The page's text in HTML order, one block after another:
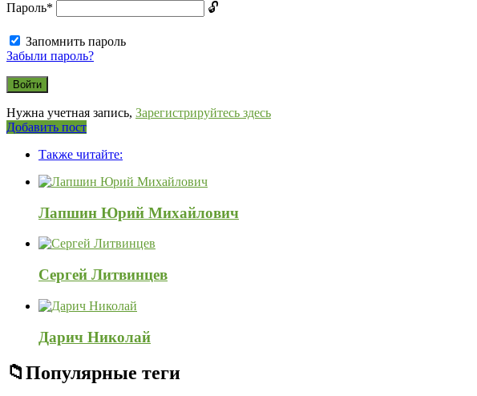
Пароль*
Запомнить пароль
Забыли пароль?
Нужна учетная запись, Зарегистрируйтесь здесь
Боковая
Добавить пост
120x600Также читайте:
Лапшин Юрий Михайлович
Сергей Литвинцев
Дарич Николай
Популярные теги